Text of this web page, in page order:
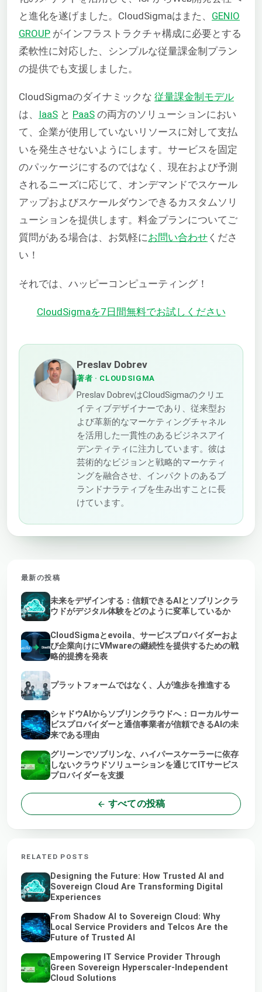
と進化を遂げました。CloudSigmaはまた、 GENIO
GROUP がインフラストラクチャ構成に必要とする
柔軟性に対応した、シンプルな従量課金制プラン
の提供でも支援しました。
CloudSigmaのダイナミックな 従量課金制モデル
は、 IaaS と PaaS の両方のソリューションにおい
て、企業が使用していないリソースに対して支払
いを発生させないようにします。サービスを固定
のパッケージにするのではなく、現在および予測
されるニーズに応じて、オンデマンドでスケール
アップおよびスケールダウンできるカスタムソリ
ューションを提供します。料金プランについてご
質問がある場合は、お気軽にお問い合わせ くださ
い！
それでは、ハッピーコンピューティング！
CloudSigmaを7日間無料でお試しください
Preslav Dobrev
著者 · CLOUDSIGMA
Preslav DobrevはCloudSigmaのクリエ
イティブデザイナーであり、従来型お
よび革新的なマーケティングチャネル
を活用した一貫性のあるビジネスアイ
デンティティに注力しています。彼は
芸術的なビジョンと戦略的マーケティ
ングを融合させ、インパクトのあるブ
ランドナラティブを生み出すことに長
けています。
最新の投稿
未来をデザインする：信頼できるAIとソブリンクラ
ウドがデジタル体験をどのように変革しているか
CloudSigmaとevoila、サービスプロバイダーおよ
び企業向けにVMwareの継続性を提供するための戦
略的提携を発表
プラットフォームではなく、人が進歩を推進する
シャドウAIからソブリンクラウドへ：ローカルサー
ビスプロバイダーと通信事業者が信頼できるAIの未
来である理由
グリーンでソブリンな、ハイパースケーラーに依存
しないクラウドソリューションを通じてITサービス
プロバイダーを支援
すべての投稿
RELATED POSTS
Designing the Future: How Trusted AI and
Sovereign Cloud Are Transforming Digital
Experiences
From Shadow AI to Sovereign Cloud: Why
Local Service Providers and Telcos Are the
Future of Trusted AI
Empowering IT Service Provider Through
Green Sovereign Hyperscaler-Independent
Cloud Solutions